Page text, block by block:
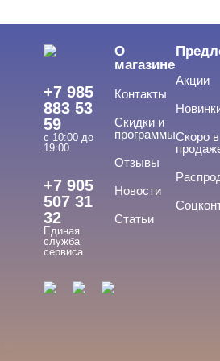
Сопутствующие жидкости
Сопутствующие жидкости
Сопутствующие жидкости
Сопутствующие жидкости
Сопутствующие жидкости
Сопутствующие жидкости
Расходные материалы
Аксессуары
+7 985
883 53
59
с 10:00 до
19:00
+7 905
507 31
32
Единая
служба
сервиса
О
магазине
Контакты
Скидки и
программы
Отзывы
Новости
Статьи
Акции
Скоро в